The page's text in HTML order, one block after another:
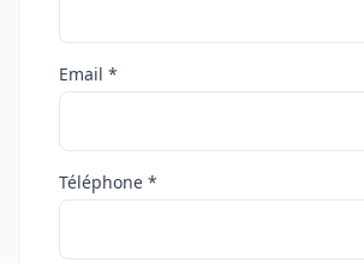
Email *
Téléphone *